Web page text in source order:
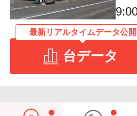
最新リアルタイムデータ公開
台データ